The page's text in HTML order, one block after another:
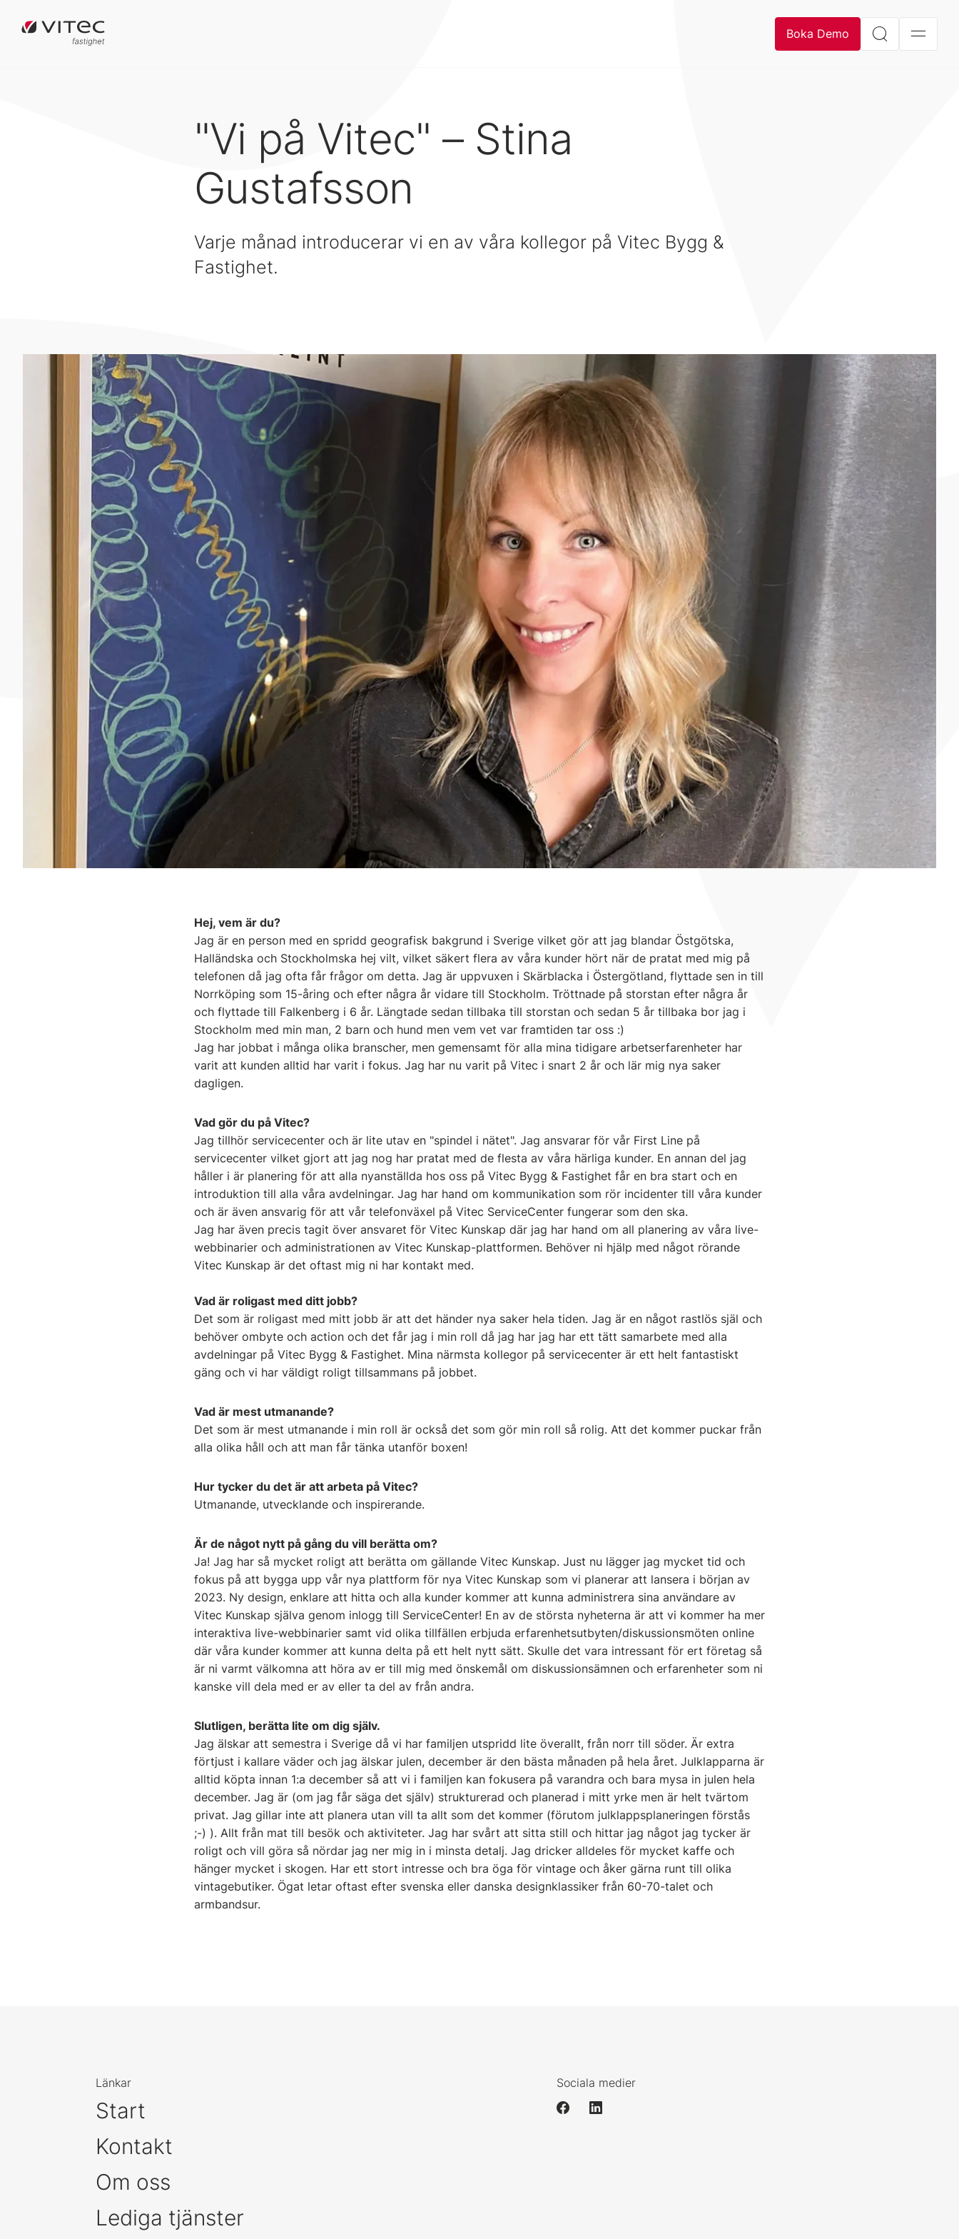
Boka Demo
"Vi på Vitec" – Stina
Gustafsson
Varje månad introducerar vi en av våra kollegor på Vitec Bygg &
Fastighet.
Hej, vem är du?
Jag är en person med en spridd geografisk bakgrund i Sverige vilket gör att jag blandar Östgötska,
Halländska och Stockholmska hej vilt, vilket säkert flera av våra kunder hört när de pratat med mig på
telefonen då jag ofta får frågor om detta. Jag är uppvuxen i Skärblacka i Östergötland, flyttade sen in till
Norrköping som 15-åring och efter några år vidare till Stockholm. Tröttnade på storstan efter några år
och flyttade till Falkenberg i 6 år. Längtade sedan tillbaka till storstan och sedan 5 år tillbaka bor jag i
Stockholm med min man, 2 barn och hund men vem vet var framtiden tar oss :)
Jag har jobbat i många olika branscher, men gemensamt för alla mina tidigare arbetserfarenheter har
varit att kunden alltid har varit i fokus. Jag har nu varit på Vitec i snart 2 år och lär mig nya saker
dagligen.
Vad gör du på Vitec?
Jag tillhör servicecenter och är lite utav en "spindel i nätet". Jag ansvarar för vår First Line på
servicecenter vilket gjort att jag nog har pratat med de flesta av våra härliga kunder. En annan del jag
håller i är planering för att alla nyanställda hos oss på Vitec Bygg & Fastighet får en bra start och en
introduktion till alla våra avdelningar. Jag har hand om kommunikation som rör incidenter till våra kunder
och är även ansvarig för att vår telefonväxel på Vitec ServiceCenter fungerar som den ska.
Jag har även precis tagit över ansvaret för Vitec Kunskap där jag har hand om all planering av våra live-
webbinarier och administrationen av Vitec Kunskap-plattformen. Behöver ni hjälp med något rörande
Vitec Kunskap är det oftast mig ni har kontakt med.
Vad är roligast med ditt jobb?
Det som är roligast med mitt jobb är att det händer nya saker hela tiden. Jag är en något rastlös själ och
behöver ombyte och action och det får jag i min roll då jag har jag har ett tätt samarbete med alla
avdelningar på Vitec Bygg & Fastighet. Mina närmsta kollegor på servicecenter är ett helt fantastiskt
gäng och vi har väldigt roligt tillsammans på jobbet.
Vad är mest utmanande?
Det som är mest utmanande i min roll är också det som gör min roll så rolig. Att det kommer puckar från
alla olika håll och att man får tänka utanför boxen!
Hur tycker du det är att arbeta på Vitec?
Utmanande, utvecklande och inspirerande.
Är de något nytt på gång du vill berätta om?
Ja! Jag har så mycket roligt att berätta om gällande Vitec Kunskap. Just nu lägger jag mycket tid och
fokus på att bygga upp vår nya plattform för nya Vitec Kunskap som vi planerar att lansera i början av
2023. Ny design, enklare att hitta och alla kunder kommer att kunna administrera sina användare av
Vitec Kunskap själva genom inlogg till ServiceCenter! En av de största nyheterna är att vi kommer ha mer
interaktiva live-webbinarier samt vid olika tillfällen erbjuda erfarenhetsutbyten/diskussionsmöten online
där våra kunder kommer att kunna delta på ett helt nytt sätt. Skulle det vara intressant för ert företag så
är ni varmt välkomna att höra av er till mig med önskemål om diskussionsämnen och erfarenheter som ni
kanske vill dela med er av eller ta del av från andra.
Slutligen, berätta lite om dig själv.
Jag älskar att semestra i Sverige då vi har familjen utspridd lite överallt, från norr till söder. Är extra
förtjust i kallare väder och jag älskar julen, december är den bästa månaden på hela året. Julklapparna är
alltid köpta innan 1:a december så att vi i familjen kan fokusera på varandra och bara mysa in julen hela
december. Jag är (om jag får säga det själv) strukturerad och planerad i mitt yrke men är helt tvärtom
privat. Jag gillar inte att planera utan vill ta allt som det kommer (förutom julklappsplaneringen förstås
;-) ). Allt från mat till besök och aktiviteter. Jag har svårt att sitta still och hittar jag något jag tycker är
roligt och vill göra så nördar jag ner mig in i minsta detalj. Jag dricker alldeles för mycket kaffe och
hänger mycket i skogen. Har ett stort intresse och bra öga för vintage och åker gärna runt till olika
vintagebutiker. Ögat letar oftast efter svenska eller danska designklassiker från 60-70-talet och
armbandsur.
Länkar
Start
Kontakt
Om oss
Lediga tjänster
Sociala medier